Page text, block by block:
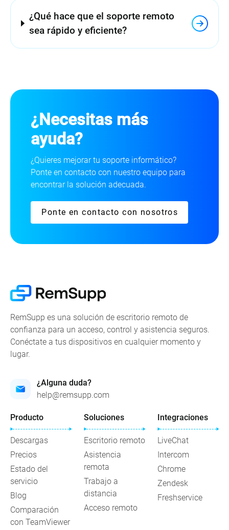
¿Qué hace que el soporte remoto
sea rápido y eficiente?
¿Necesitas más
ayuda?
¿Quieres mejorar tu soporte informático?
Ponte en contacto con nuestro equipo para
encontrar la solución adecuada.
Ponte en contacto con nosotros
RemSupp es una solución de escritorio remoto de
confianza para un acceso, control y asistencia seguros.
Conéctate a tus dispositivos en cualquier momento y
lugar.
¿Alguna duda?
help@remsupp.com
Producto
Descargas
Precios
Estado del
servicio
Blog
Comparación
con TeamViewer
Soluciones
Escritorio remoto
Asistencia
remota
Trabajo a
distancia
Acceso remoto
Integraciones
LiveChat
Intercom
Chrome
Zendesk
Freshservice